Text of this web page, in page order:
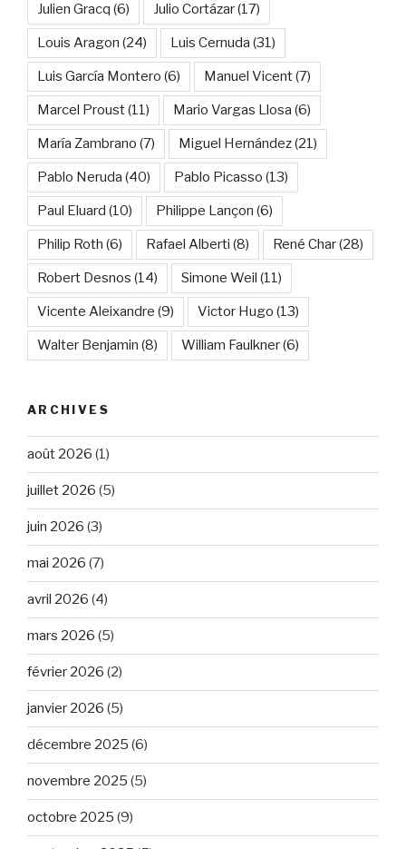
Julien Gracq (6) Julio Cortázar(17)
Louis Aragon (24) Luis Cernuda (31)
Luis García Montero (6) Manuel Vicent(7)
Marcel Proust(11) Mario Vargas Llosa (6)
María Zambrano (7) Miguel Hernández(21)
Pablo Neruda (40) Pablo Picasso (13)
Paul Eluard (10) Philippe Lançon (6)
Philip Roth (6) Rafael Alberti (8) René Char(28)
Robert Desnos (14) Simone Weil (11)
Vicente Aleixandre (9) Victor Hugo (13)
Walter Benjamin (8) William Faulkner(6)
ARCHIVES
août 2026 (1)
juillet 2026 (5)
juin 2026 (3)
mai 2026 (7)
avril 2026 (4)
mars 2026 (5)
février 2026 (2)
janvier 2026 (5)
décembre 2025 (6)
novembre 2025 (5)
octobre 2025 (9)